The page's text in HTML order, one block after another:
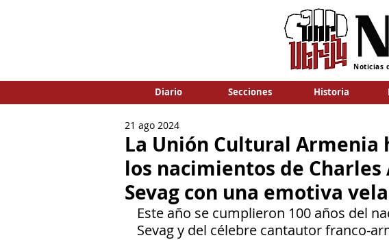
Noticias
Diario Secciones Historia
La Unión Cultural Armenia
los nacimientos de
Sevag con una emotiva
21 ago 2024
Este año se cumplieron 100 años del
Sevag y del célebre cantautor franco-